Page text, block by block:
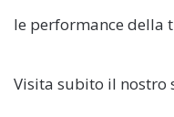
le performance della
Visita subito il nostro